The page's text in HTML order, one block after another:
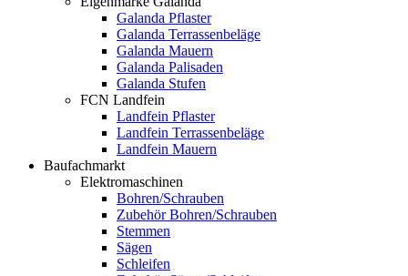
Galanda Pflaster
Galanda Terrassenbeläge
Galanda Mauern
Galanda Palisaden
Galanda Stufen
FCN Landfein
Landfein Pflaster
Landfein Terrassenbeläge
Landfein Mauern
Baufachmarkt
Elektromaschinen
Bohren/Schrauben
Zubehör Bohren/Schrauben
Stemmen
Sägen
Schleifen